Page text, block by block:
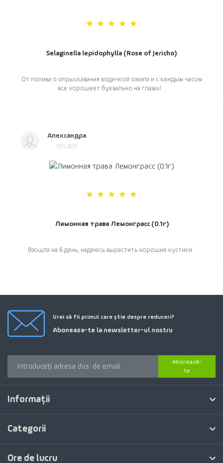
Selaginella lepidophylla (Rose of Jericho)
От полива о опрыскавания водичкой ожила и с каждым часом
все хорошеет буквально на глазах! ..
Александра
10.12.2023
Лимонная трава Лемонграсс (0.1г)
Взошла на 6 день, надеюсь вырастить хорошие кустики..
Vrei să fii primul care știe despre reduceri?
Aboneaza-te la newsletter-ul nostru
Abonează-
te
Informaţii
Categorii
Ore de lucru